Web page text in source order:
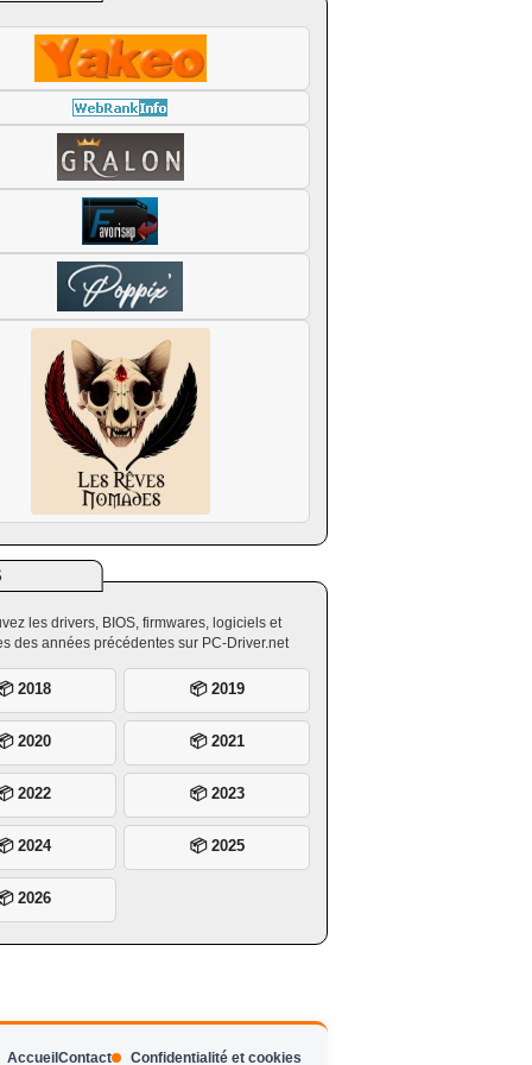
les drivers, BIOS, firmwares, logiciels et
des années précédentes sur PC-Driver.net
2018 📦 2019
2020 📦 2021
2022 📦 2023
2024 📦 2025
2026
Accueil Contact Confidentialité et cookies